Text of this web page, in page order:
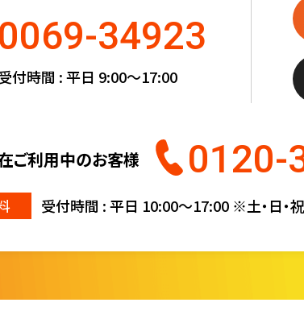
34923
付時間 : 平日 9:00〜17:00
ご利用中のお客様 0120-
受付時間 : 平日 10:00〜17:00 ※土・日・